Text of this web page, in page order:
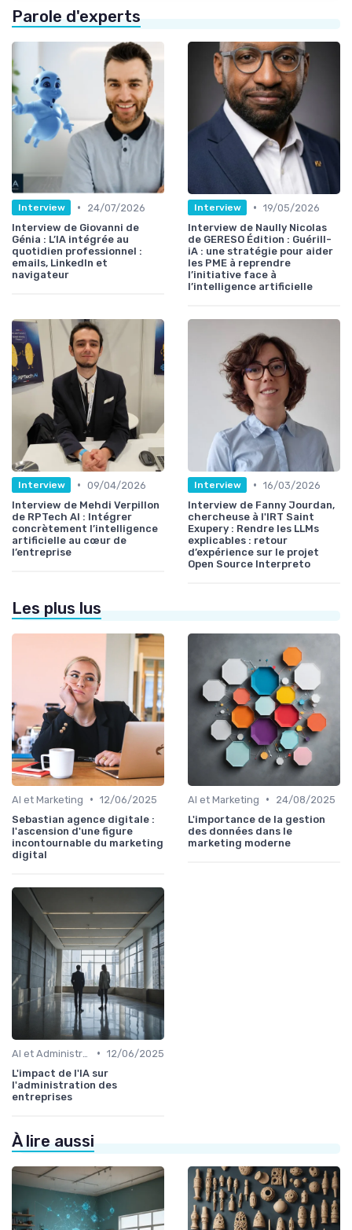
Parole d'experts
Interview •
24/07/2026
Interview de Giovanni de
Génia : L’IA intégrée au
quotidien professionnel :
emails, LinkedIn et
navigateur
Interview • 19/05/2026
Interview de Naully Nicolas
de GERESO Édition : Guérill-
iA : une stratégie pour aider
les PME à reprendre
l’initiative face à
l’intelligence artificielle
Interview • 09/04/2026
Interview de Mehdi Verpillon
de RPTech AI : Intégrer
concrètement l’intelligence
artificielle au cœur de
l’entreprise
Interview • 16/03/2026
Interview de Fanny Jourdan,
chercheuse à l'IRT Saint
Exupery : Rendre les LLMs
explicables : retour
d’expérience sur le projet
Open Source Interpreto
Les plus lus
AI et Marketing • 12/06/2025
Sebastian agence digitale :
l'ascension d'une figure
incontournable du marketing
digital
AI et Marketing •
24/08/2025
L'importance de la gestion
des données dans le
marketing moderne
• 12/06/2025
L'impact de l'IA sur
l'administration des
entreprises
À lire aussi